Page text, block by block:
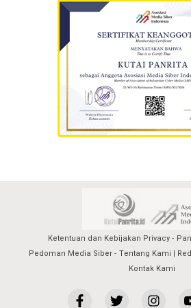
Ketentuan dan Kebijakan Privacy
Pedoman Media Siber
Tentang Kami |
Kontak Kami